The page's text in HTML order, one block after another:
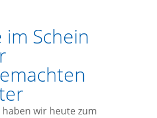
im Schein
haben wir heute zum